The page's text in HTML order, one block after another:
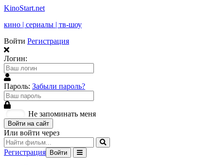
KinoStart.net
кино | сериалы | тв-шоу
Войти Регистрация
Логин:
Пароль: Забыли пароль?
Не запоминать меня
Войти на сайт
Или войти через
Регистрация Войти